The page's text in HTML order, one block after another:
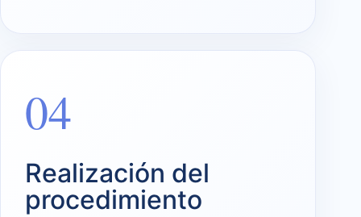
04
Realización del
procedimiento